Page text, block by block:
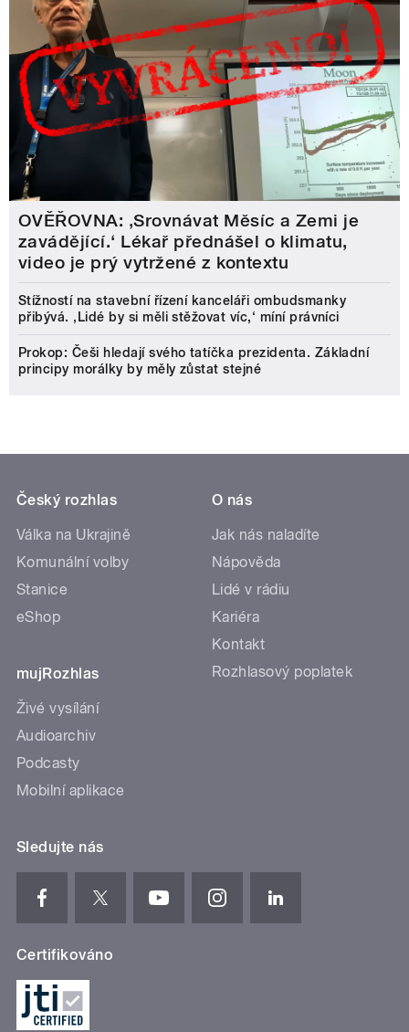
OVĚŘOVNA: ‚Srovnávat Měsíc a Zemi je
zavádějící.‘ Lékař přednášel o klimatu,
video je prý vytržené z kontextu
Stížností na stavební řízení kanceláři ombudsmanky
přibývá. ‚Lidé by si měli stěžovat víc,‘ míní právníci
Prokop: Češi hledají svého tatíčka prezidenta. Základní
principy morálky by měly zůstat stejné
Český rozhlas
Válka na Ukrajině
Komunální volby
Stanice
eShop
mujRozhlas
Živé vysílání
Audioarchiv
Podcasty
Mobilní aplikace
O nás
Jak nás naladíte
Nápověda
Lidé v rádiu
Kariéra
Kontakt
Rozhlasový poplatek
Sledujte nás
Certifikováno